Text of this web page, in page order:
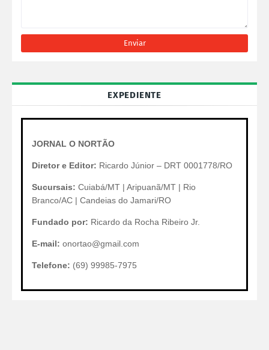
EXPEDIENTE
JORNAL O NORTÃO
Diretor e Editor: Ricardo Júnior – DRT 0001778/RO
Sucursais: Cuiabá/MT | Aripuanã/MT | Rio
Branco/AC | Candeias do Jamari/RO
Fundado por: Ricardo da Rocha Ribeiro Jr.
E-mail: onortao@gmail.com
Telefone: (69) 99985-7975